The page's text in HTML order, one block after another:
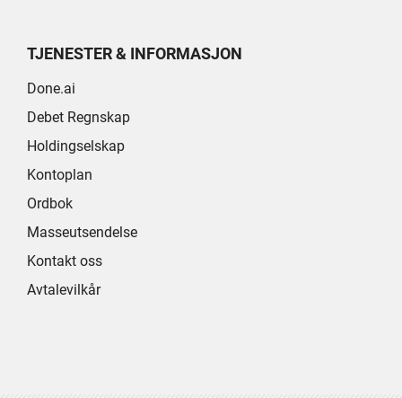
TJENESTER & INFORMASJON
Done.ai
Debet Regnskap
Holdingselskap
Kontoplan
Ordbok
Masseutsendelse
Kontakt oss
Avtalevilkår